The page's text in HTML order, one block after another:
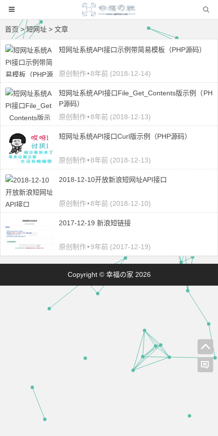
首页> 短网址 > 文章
短网址系统API接口示例带简易模板（PHP源码）
原创制作•8年前 (2018-12-14)
短网址系统API接口File_Get_Contents版示例（PH
P源码）
原创制作•8年前 (2018-12-13)
短网址系统API接口Curl版示例（PHP源码）
原创制作•8年前 (2018-12-13)
2018-12-10开放新浪短网址API接口
原创制作•8年前 (2018-12-10)
2017-12-19 新浪短链接
原创制作•9年前 (2017-12-19)
Copyright © 幸福の家 2026